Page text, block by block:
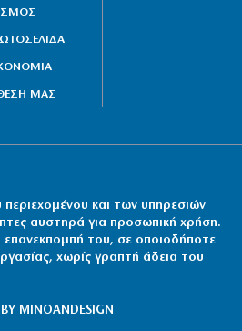
ΜΑΣ
και των υπηρεσιών
αυστηρά για προσωπική χρήση.
του, σε οποιοδήποτε
χωρίς γραπτή άδεια του
MINOANDESIGN